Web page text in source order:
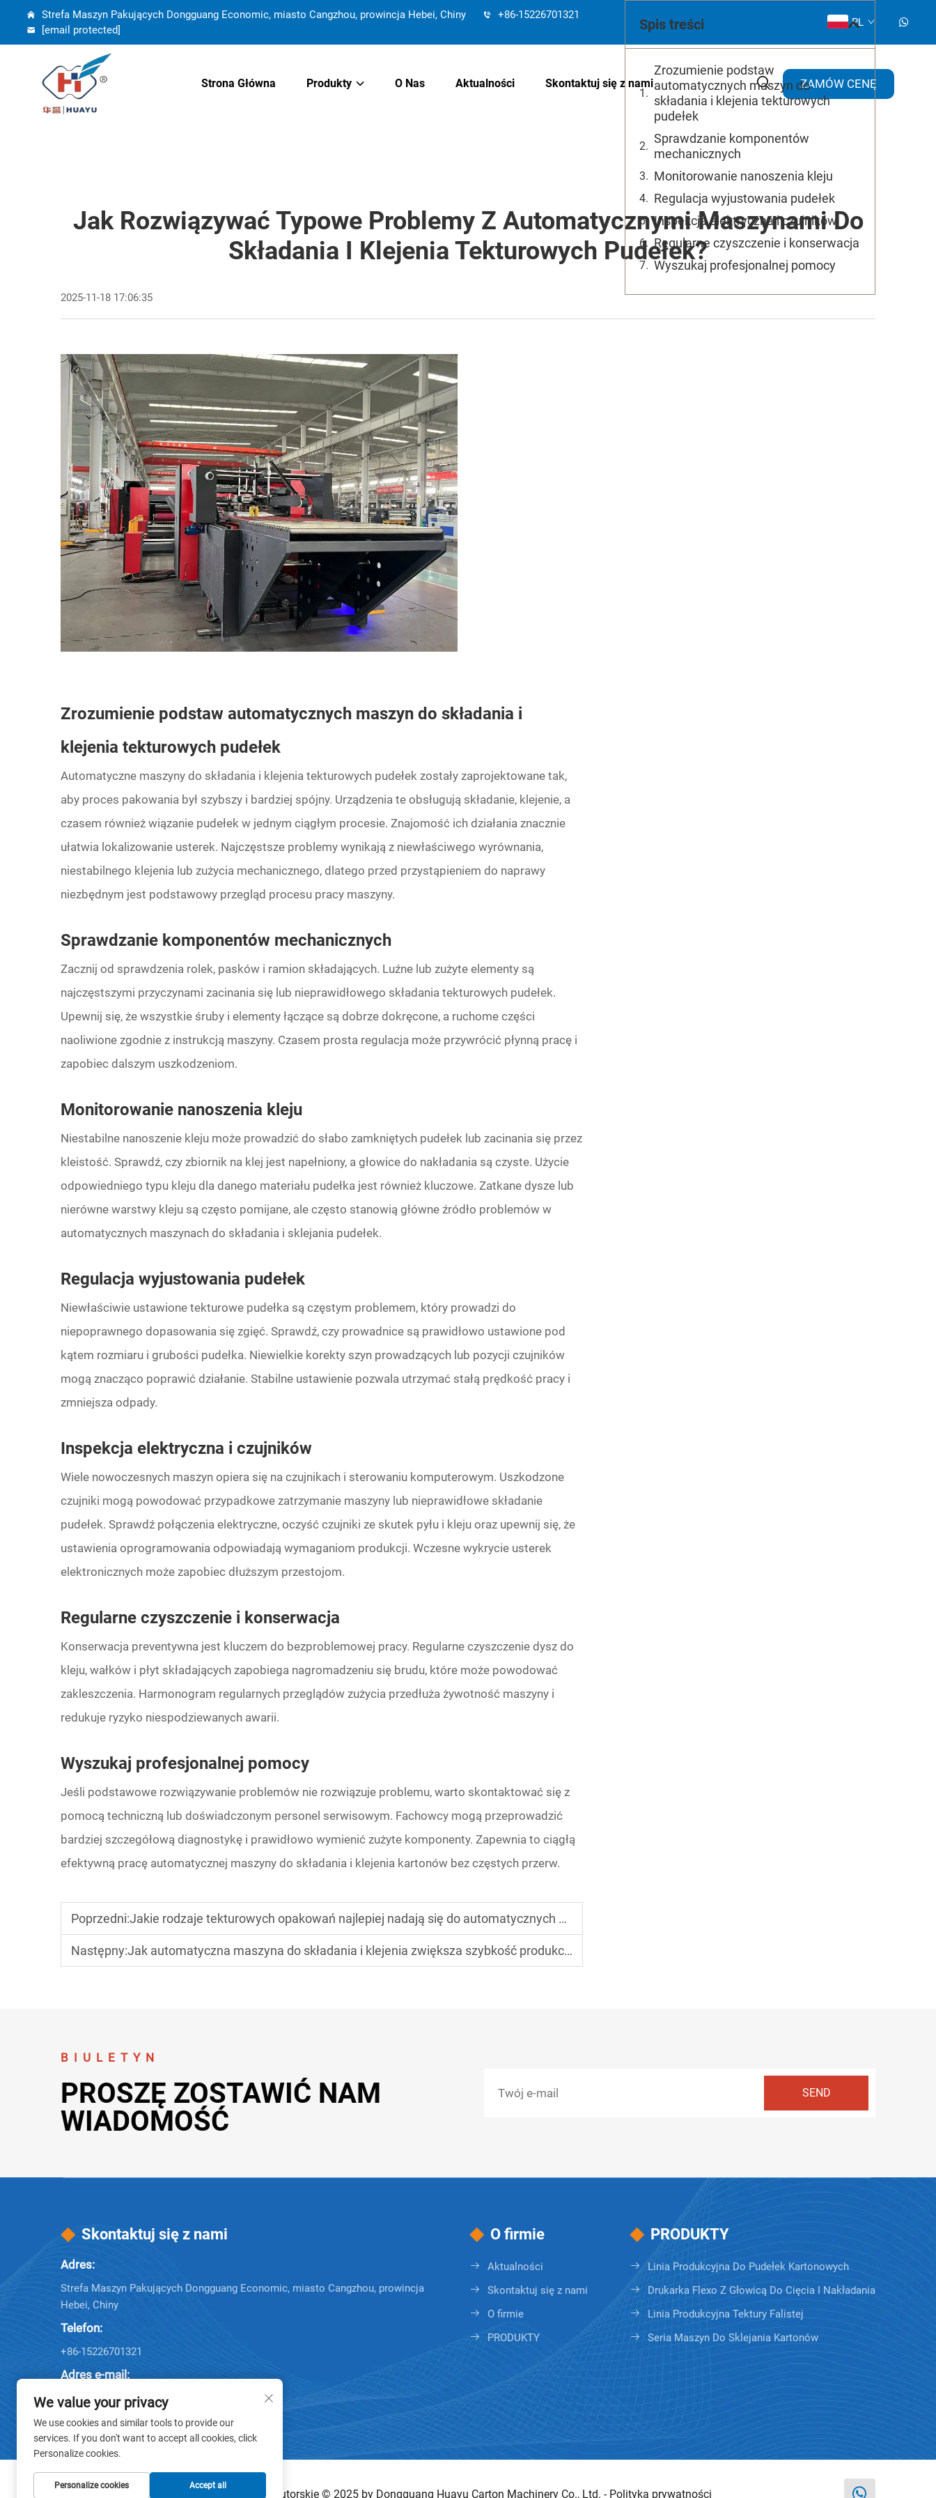
Strefa Maszyn Pakujących Dongguang Economic, miasto Cangzhou, prowincja Hebei, Chiny
+86-15226701321
[email protected]
PL
Strona Główna Produkty O Nas Aktualności Skontaktuj się z nami ZAMÓW CENĘ
Jak Rozwiązywać Typowe Problemy Z Automatycznymi Maszynami Do
Składania I Klejenia Tekturowych Pudełek?
2025-11-18 17:06:35
Zrozumienie podstaw automatycznych maszyn do składania i
klejenia tekturowych pudełek
Automatyczne maszyny do składania i klejenia tekturowych pudełek zostały zaprojektowane tak,
aby proces pakowania był szybszy i bardziej spójny. Urządzenia te obsługują składanie, klejenie, a
czasem również wiązanie pudełek w jednym ciągłym procesie. Znajomość ich działania znacznie
ułatwia lokalizowanie usterek. Najczęstsze problemy wynikają z niewłaściwego wyrównania,
niestabilnego klejenia lub zużycia mechanicznego, dlatego przed przystąpieniem do naprawy
niezbędnym jest podstawowy przegląd procesu pracy maszyny.
Sprawdzanie komponentów mechanicznych
Zacznij od sprawdzenia rolek, pasków i ramion składających. Luźne lub zużyte elementy są
najczęstszymi przyczynami zacinania się lub nieprawidłowego składania tekturowych pudełek.
Upewnij się, że wszystkie śruby i elementy łączące są dobrze dokręcone, a ruchome części
naoliwione zgodnie z instrukcją maszyny. Czasem prosta regulacja może przywrócić płynną pracę i
zapobiec dalszym uszkodzeniom.
Monitorowanie nanoszenia kleju
Niestabilne nanoszenie kleju może prowadzić do słabo zamkniętych pudełek lub zacinania się przez
kleistość. Sprawdź, czy zbiornik na klej jest napełniony, a głowice do nakładania są czyste. Użycie
odpowiedniego typu kleju dla danego materiału pudełka jest również kluczowe. Zatkane dysze lub
nierówne warstwy kleju są często pomijane, ale często stanowią główne źródło problemów w
automatycznych maszynach do składania i sklejania pudełek.
Regulacja wyjustowania pudełek
Niewłaściwie ustawione tekturowe pudełka są częstym problemem, który prowadzi do
niepoprawnego dopasowania się zgięć. Sprawdź, czy prowadnice są prawidłowo ustawione pod
kątem rozmiaru i grubości pudełka. Niewielkie korekty szyn prowadzących lub pozycji czujników
mogą znacząco poprawić działanie. Stabilne ustawienie pozwala utrzymać stałą prędkość pracy i
zmniejsza odpady.
Inspekcja elektryczna i czujników
Wiele nowoczesnych maszyn opiera się na czujnikach i sterowaniu komputerowym. Uszkodzone
czujniki mogą powodować przypadkowe zatrzymanie maszyny lub nieprawidłowe składanie
pudełek. Sprawdź połączenia elektryczne, oczyść czujniki ze skutek pyłu i kleju oraz upewnij się, że
ustawienia oprogramowania odpowiadają wymaganiom produkcji. Wczesne wykrycie usterek
elektronicznych może zapobiec dłuższym przestojom.
Regularne czyszczenie i konserwacja
Konserwacja preventywna jest kluczem do bezproblemowej pracy. Regularne czyszczenie dysz do
kleju, wałków i płyt składających zapobiega nagromadzeniu się brudu, które może powodować
zakleszczenia. Harmonogram regularnych przeglądów zużycia przedłuża żywotność maszyny i
redukuje ryzyko niespodziewanych awarii.
Wyszukaj profesjonalnej pomocy
Jeśli podstawowe rozwiązywanie problemów nie rozwiązuje problemu, warto skontaktować się z
pomocą techniczną lub doświadczonym personel serwisowym. Fachowcy mogą przeprowadzić
bardziej szczegółową diagnostykę i prawidłowo wymienić zużyte komponenty. Zapewnia to ciągłą
efektywną pracę automatycznej maszyny do składania i klejenia kartonów bez częstych przerw.
Poprzedni:Jakie rodzaje tekturowych opakowań najlepiej nadają się do automatycznych maszyn składających i klejących?
Następny:Jak automatyczna maszyna do składania i klejenia zwiększa szybkość produkcji?
Spis treści
Zrozumienie podstaw
automatycznych maszyn do
składania i klejenia tekturowych
pudełek
Sprawdzanie komponentów
mechanicznych
Monitorowanie nanoszenia kleju
Regulacja wyjustowania pudełek
Inspekcja elektryczna i czujników
Regularne czyszczenie i konserwacja
Wyszukaj profesjonalnej pomocy
BIULETYN
PROSZĘ ZOSTAWIĆ NAM
WIADOMOŚĆ
Skontaktuj się z nami
Adres:
Strefa Maszyn Pakujących Dongguang Economic, miasto Cangzhou, prowincja
Hebei, Chiny
Telefon:
+86-15226701321
Adres e-mail:
Company E-mail:[email protected]
O firmie
Aktualności
Skontaktuj się z nami
O firmie
PRODUKTY
PRODUKTY
Linia Produkcyjna Do Pudełek Kartonowych
Drukarka Flexo Z Głowicą Do Cięcia I Nakładania
Linia Produkcyjna Tektury Falistej
Seria Maszyn Do Sklejania Kartonów
Prawa autorskie © 2025 by Dongguang Huayu Carton Machinery Co., Ltd. - Polityka prywatności
We value your privacy
We use cookies and similar tools to provide our
services. If you don't want to accept all cookies, click
Personalize cookies.
Personalize cookies Accept all